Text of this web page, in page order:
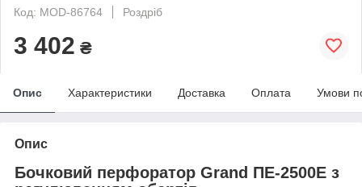
Код: MOD-86764
Роздріб
3 402 ₴
Опис Характеристики Доставка Оплата Умови
Опис
Бочковий перфоратор Grand ПЕ-2500E з